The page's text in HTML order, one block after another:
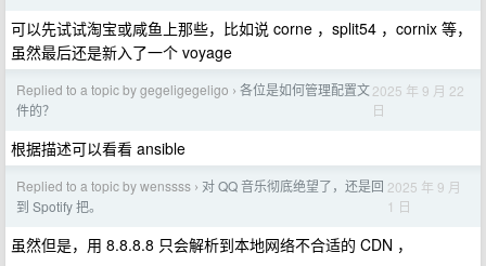
可以先试试淘宝或咸鱼上那些，比如说 corne ，split54 ，cornix 等，
虽然最后还是新入了一个 voyage
Replied to a topic by gegeligegeligo › 各位是如何管理配置文
件的？
2025 年 9 月 22
日
根据描述可以看看 ansible
Replied to a topic by wenssss › 对 QQ 音乐彻底绝望了，还是回
到 Spotify 把。
2025 年 9 月
1 日
虽然但是，用 8.8.8.8 只会解析到本地网络不合适的 CDN ，